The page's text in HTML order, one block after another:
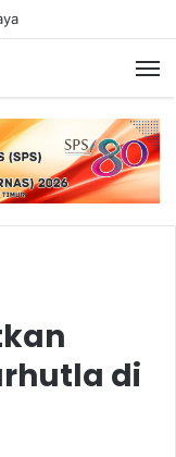
di